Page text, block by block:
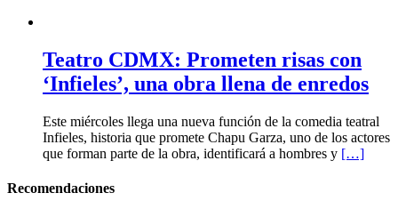
Teatro CDMX: Prometen risas con
‘Infieles’, una obra llena de enredos
Este miércoles llega una nueva función de la comedia teatral
Infieles, historia que promete Chapu Garza, uno de los actores
que forman parte de la obra, identificará a hombres y […]
Recomendaciones